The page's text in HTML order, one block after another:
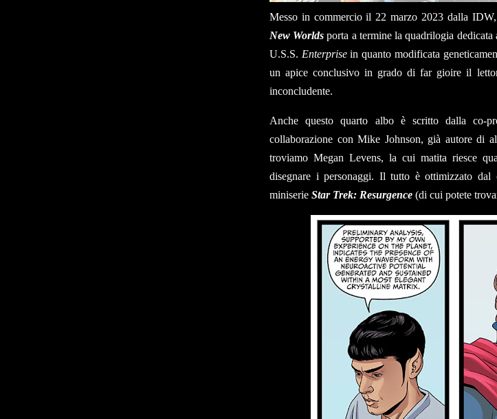
Messo in commercio il 22 marzo 2023 dalla
New Worlds porta a termine la quadrilogia dedicata
U.S.S. Enterprisein quanto modificata
un apice conclusivo in grado di far gioire il
inconcludente.
Anche questo quarto albo è scritto dalla co-
collaborazione con Mike Johnson, già autore di
troviamo Megan Levens, la cui matita riesce
disegnare i personaggi. Il tutto è ottimizzato
miniserie Star Trek: Resurgence (di cui potete